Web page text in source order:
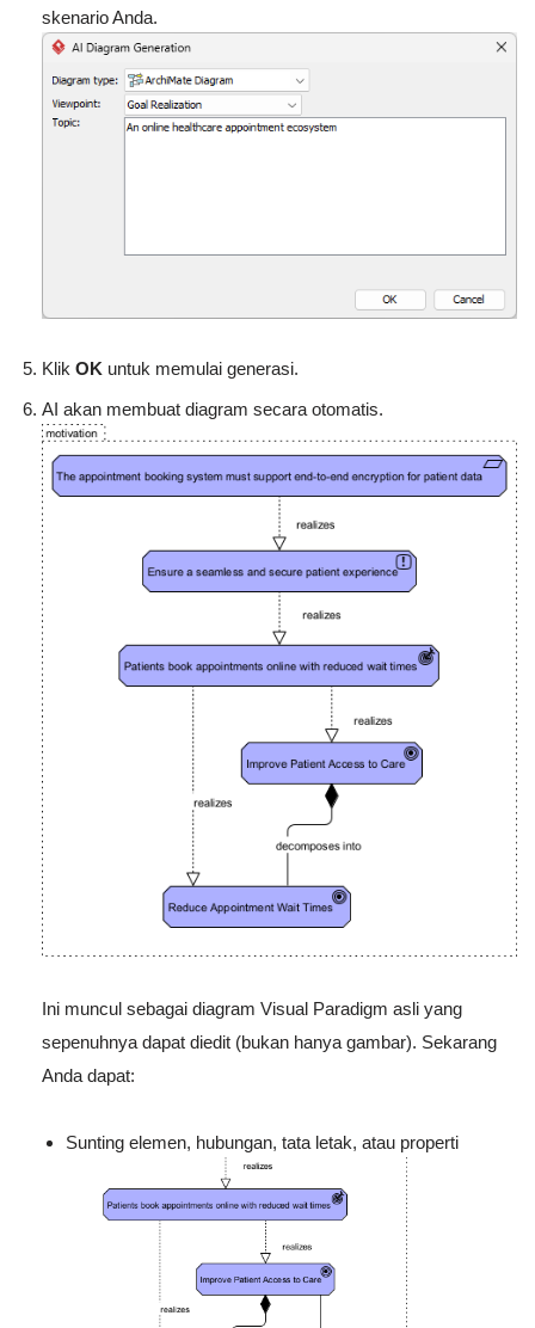
skenario Anda.
Klik OK untuk memulai generasi.
AI akan membuat diagram secara otomatis.
Ini muncul sebagai diagram Visual Paradigm asli yang
sepenuhnya dapat diedit (bukan hanya gambar). Sekarang
Anda dapat:
Sunting elemen, hubungan, tata letak, atau properti